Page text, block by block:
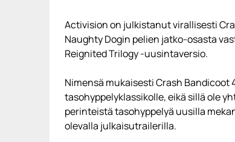
Activision on julkistanut virallisesti
Naughty Dogin pelien jatko-osasta
Reignited Trilogy -uusintaversio.
Nimensä mukaisesti Crash
tasohyppelyklassikolle, eikä sillä ole
perinteistä tasohyppelyä uusilla
olevalla julkaisutrailerilla.